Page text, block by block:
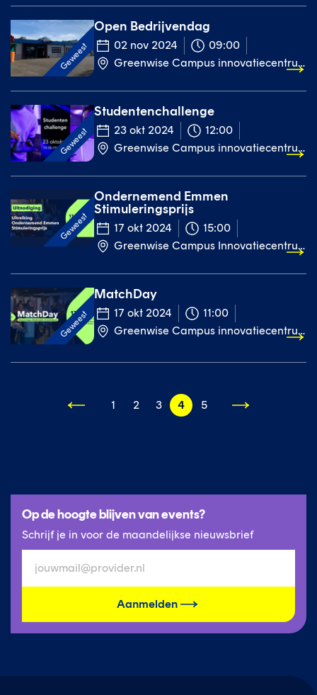
Geweest
Open Bedrijvendag
02 nov 2024
09:00
Greenwise Campus innovatiecentrum, Eerste Bokslootweg 1, Emmen
Geweest
Studentenchallenge
23 okt 2024
12:00
Greenwise Campus innovatiecentrum
Geweest
Ondernemend Emmen
Stimuleringsprijs
17 okt 2024
15:00
Greenwise Campus Innovatiecentrum, Eerste Bokslootweg 1, Emmen
Geweest
MatchDay
17 okt 2024
11:00
Greenwise Campus innovatiecentrum, Eerste Bokslootweg 1, Emmen
1 2 3 4 5
Volgende
Op de hoogte blijven van events?
Schrijf je in voor de maandelijkse nieuwsbrief
Aanmelden